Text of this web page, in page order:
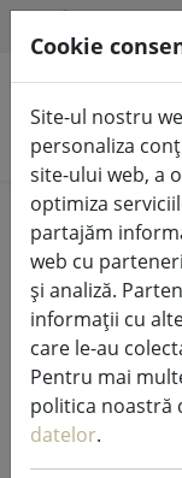
Căutare produse
Home
Zone
Confetti
Cookie
Site-ul nostru
personaliza
site-ului web, a
optimiza
partajăm
web cu
și analiză.
informații cu
care le-au
Pentru mai
politica noastră
datelor.